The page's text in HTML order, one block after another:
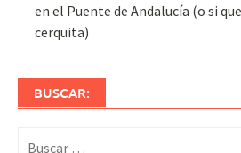
en el Puente de Andalucía (o si
cerquita)
BUSCAR: